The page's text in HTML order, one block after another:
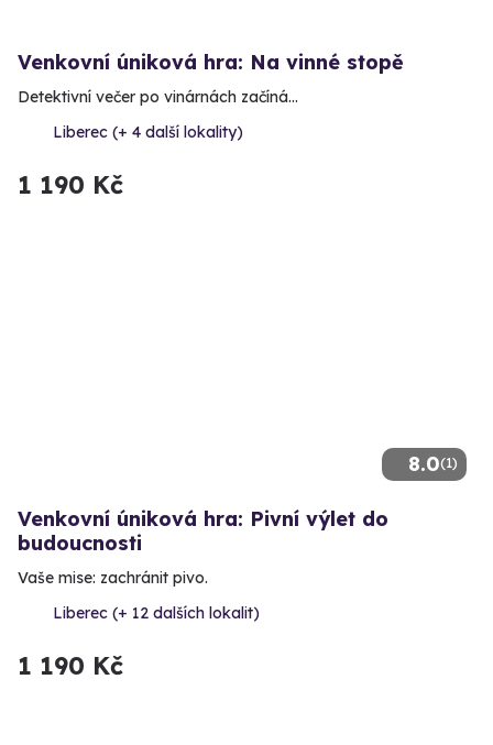
Venkovní úniková hra: Na vinné stopě
Detektivní večer po vinárnách začíná…
Liberec (+ 4 další lokality)
1 190 Kč
8.0(1)
Venkovní úniková hra: Pivní výlet do
budoucnosti
Vaše mise: zachránit pivo.
Liberec (+ 12 dalších lokalit)
1 190 Kč